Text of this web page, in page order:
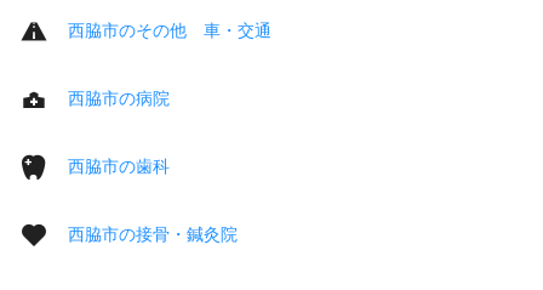
西脇市のその他 車・交通
西脇市の病院
西脇市の歯科
西脇市の接骨・鍼灸院